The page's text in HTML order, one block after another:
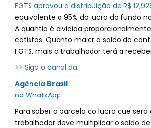
FGTS aprovou a distribuição de R$
equivalente a 95% do lucro do fundo
A quantia é dividida
cotistas. Quanto maior o saldo da
FGTS, mais o trabalhador terá a
>> Siga o canal da
Agência Brasil
no WhatsApp
Para saber a parcela do lucro que será
trabalhador deve multiplicar o saldo